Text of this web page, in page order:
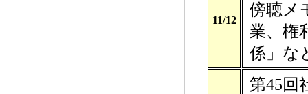
11/12
傍聴メ
業、権
係」な
第45回